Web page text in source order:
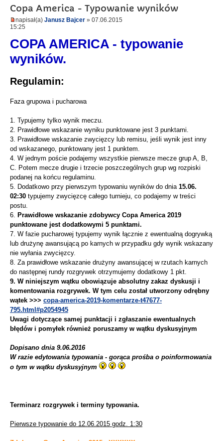
Copa America - Typowanie wyników
napisał(a) Janusz Bajcer » 07.06.2015
15:25
COPA AMERICA - typowanie
wyników.
Regulamin:
Faza grupowa i pucharowa
1. Typujemy tylko wynik meczu.
2. Prawidłowe wskazanie wyniku punktowane jest 3 punktami.
3. Prawidłowe wskazanie zwycięzcy lub remisu, jeśli wynik jest inny
od wskazanego, punktowany jest 1 punktem.
4. W jednym poście podajemy wszystkie pierwsze mecze grup A, B,
C. Potem mecze drugie i trzecie poszczególnych grup wg rozpiski
podanej na końcu regulaminu.
5. Dodatkowo przy pierwszym typowaniu wyników do dnia 15.06.
02:30 typujemy zwycięzcę całego turnieju, co podajemy w treści
postu.
6. Prawidłowe wskazanie zdobywcy Copa America 2019
punktowane jest dodatkowymi 5 punktami.
7. W fazie pucharowej typujemy wynik łącznie z ewentualną dogrywką
lub drużynę awansującą po karnych w przypadku gdy wynik wskazany
nie wyłania zwycięzcy.
8. Za prawidłowe wskazanie drużyny awansującej w rzutach karnych
do następnej rundy rozgrywek otrzymujemy dodatkowy 1 pkt.
9. W niniejszym wątku obowiązuje absolutny zakaz dyskusji i
komentowania rozgrywek. W tym celu został utworzony odrębny
wątek >>> copa-america-2019-komentarze-t47677-
795.html#p2054945
Uwagi dotyczące samej punktacji i zgłaszanie ewentualnych
błędów i pomyłek również poruszamy w wątku dyskusyjnym
Dopisano dnia 9.06.2016
W razie edytowania typowania - gorąca prośba o poinformowania
o tym w wątku dyskusyjnym
Terminarz rozgrywek i terminy typowania.
Pierwsze typowanie do 12.06.2015 godz. 1:30